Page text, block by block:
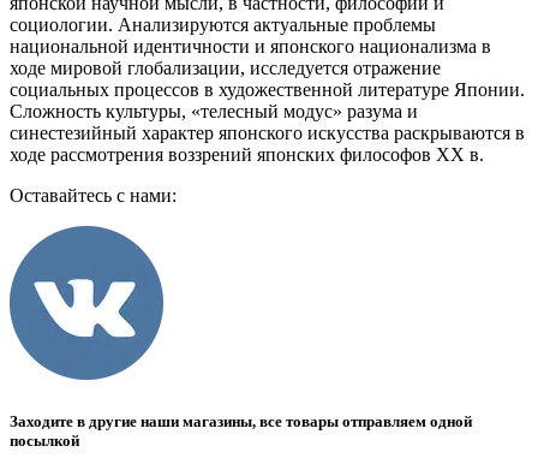
социологии. Анализируются актуальные проблемы
национальной идентичности и японского национализма в
ходе мировой глобализации, исследуется отражение
социальных процессов в художественной литературе Японии.
Сложность культуры, «телесный модус» разума и
синестезийный характер японского искусства раскрываются в
ходе рассмотрения воззрений японских философов ХХ в.
Оставайтесь с нами:
Заходите в другие наши магазины, все товары отправляем одной
посылкой